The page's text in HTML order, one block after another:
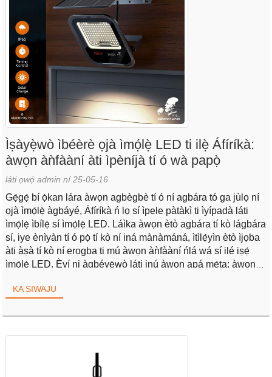
Ìṣàyẹ̀wò ìbéèrè ọjà ìmọ́lẹ̀ LED ti ilẹ̀ Áfíríkà:
àwọn àǹfààní àti ìpèníjà tí ó wà papọ̀
láti ọwọ́ admin ní 25-05-16
Gẹ́gẹ́ bí ọ̀kan lára ​​àwọn agbègbè tí ó ní agbára tó ga jùlọ ní
ọjà ìmọ́lẹ̀ àgbáyé, Áfíríkà ń lọ sí ìpele pàtàkì ti ìyípadà láti
ìmọ́lẹ̀ ìbílẹ̀ sí ìmọ́lẹ̀ LED. Láìka àwọn ètò agbára tí kò lágbára
sí, iye ènìyàn tí ó pọ̀ tí kò ní iná mànàmáná, ìtìlẹ́yìn ètò ìjọba
àti àṣà tí kò ní erogba ti mú àwọn àǹfààní ńlá wá sí ilé iṣẹ́
ìmọ́lẹ̀ LED. Èyí ni àgbéyẹ̀wò láti inú àwọn apá mẹ́ta: àwọn
ọjà.
KA SIWAJU